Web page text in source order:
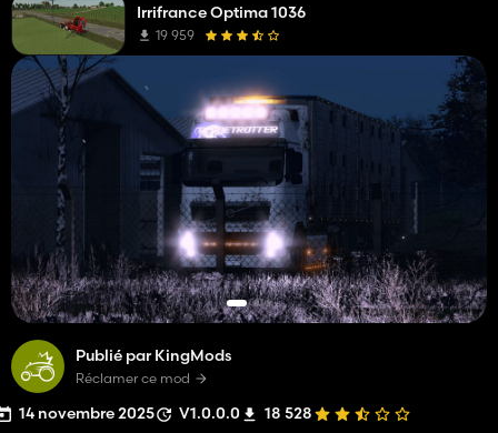
Publié par KingMods
Réclamer ce mod
14 novembre 2025 V1.0.0.0 18 528
Irrifrance Optima 1036
19 959